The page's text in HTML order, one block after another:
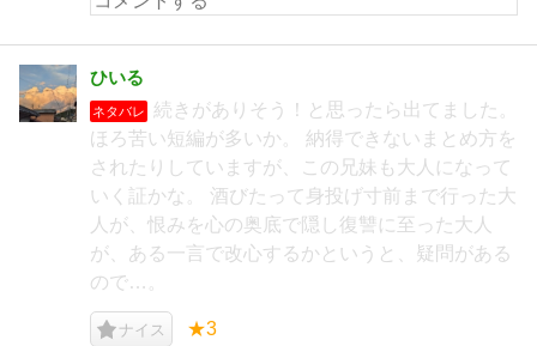
ひいる
ネタバレ
続きがありそう！と思ったら出てました。
ほろ苦い短編が多いか。 納得できないまとめ方を
されたりしていますが、この兄妹も大人になって
いく証かな。 酒びたって身投げ寸前まで行った大
人が、恨みを心の奥底で隠し復讐に至った大人
が、ある一言で改心するかというと、疑問がある
ので…。
ナイス ★3